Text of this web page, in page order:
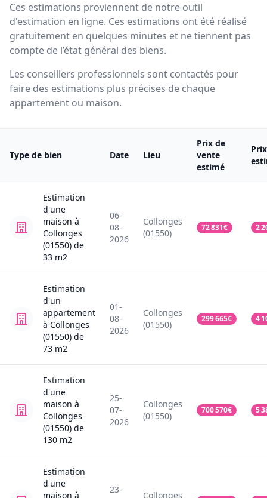
Ces estimations proviennent de notre outil
d'estimation en ligne. Ces estimations ont été réalisé
gratuitement en quelques minutes et ne tiennent pas
compte de l’état général des biens.
Les conseillers professionnels sont contactés pour
faire des estimations plus précises de chaque
appartement ou maison.
Type de bien Date Lieu
Prix de
vente
estimé
Estimation
d'une
maison à
Collonges
(01550) de
33 m2
06-
08-
2026
Collonges
(01550)
72 831€ 2
Estimation
d'un
appartement
à Collonges
(01550) de
73 m2
01-
08-
2026
Collonges
(01550)
299 665€ 4
Estimation
d'une
maison à
Collonges
(01550) de
130 m2
25-
07-
2026
Collonges
(01550)
700 570€ 5
Estimation
d'une
maison à
23-
Collonges